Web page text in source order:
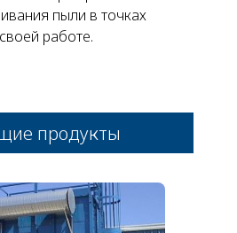
пыли в точках
работе.
продукты